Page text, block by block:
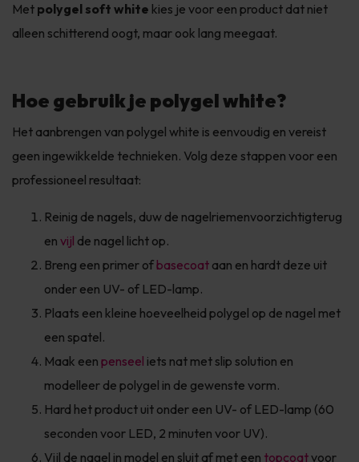
Met polygel soft white kies je voor een product dat niet
alleen schitterend oogt, maar ook lang meegaat.
Hoe gebruik je polygel white?
Het aanbrengen van polygel white is eenvoudig en vereist
geen ingewikkelde technieken. Volg deze stappen voor een
professioneel resultaat:
Reinig de nagels, duw de nagelriemenvoorzichtigterug
en vijl de nagel licht op.
Breng een primer ofbasecoat aan en hardt deze uit
onder een UV- of LED-lamp.
Plaats een kleine hoeveelheid polygel op de nagel met
een spatel.
Maak een penseel iets nat met slip solution en
modelleer de polygel in de gewenste vorm.
Hard het product uit onder een UV- of LED-lamp (60
seconden voor LED, 2 minuten voor UV).
Vijl de nagel in model en sluit af met een topcoatvoor